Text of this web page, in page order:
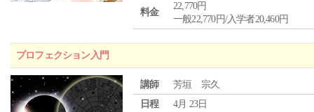
料金
22,770円
一般22,770円/入学者20,460円
プロフェクション入門
講師
芳垣 宗久
日程
4月 23日